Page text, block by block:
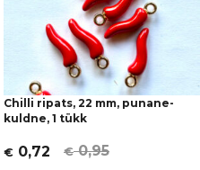
Chilli ripats, 22 mm, punane-
kuldne, 1 tükk
€0,95
Algne
€ 0,72
Current